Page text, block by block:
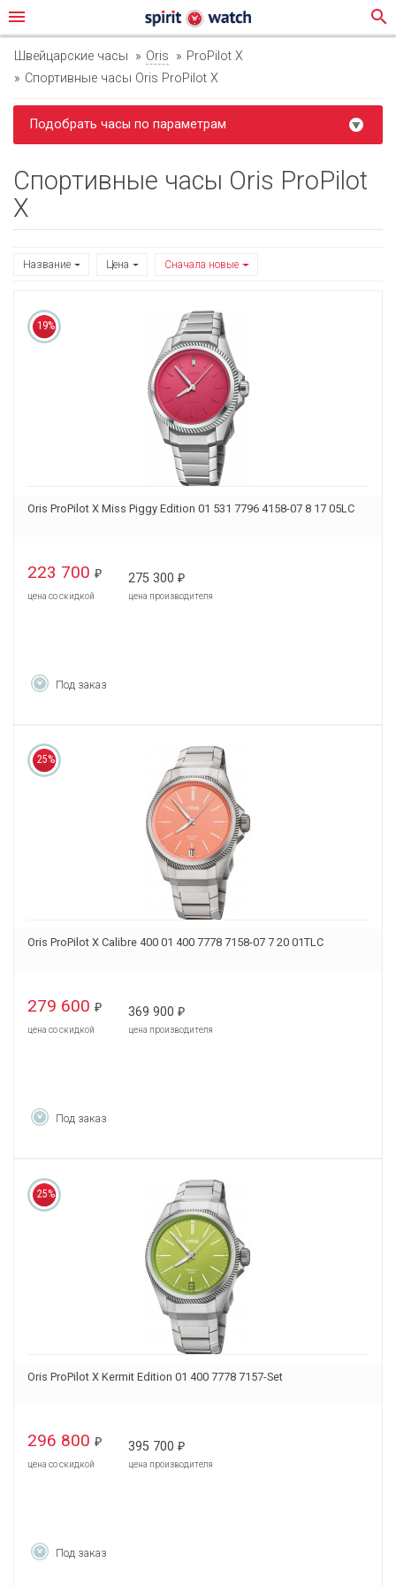
menu search
Швейцарские часы Oris
ProPilot X
Спортивные часы Oris ProPilot X
Подобрать часы по параметрам
Спортивные часы Oris ProPilot
X
Название Цена Сначала новые
19%
Oris ProPilot X Miss Piggy Edition 01 531 7796 4158-07 8 17 05LC
223 700 ₽
цена со скидкой
275 300 ₽
цена производителя
Под заказ
25%
Oris ProPilot X Calibre 400 01 400 7778 7158-07 7 20 01TLC
279 600 ₽
цена со скидкой
369 900 ₽
цена производителя
Под заказ
25%
Oris ProPilot X Kermit Edition 01 400 7778 7157-Set
296 800 ₽
цена со скидкой
395 700 ₽
цена производителя
Под заказ